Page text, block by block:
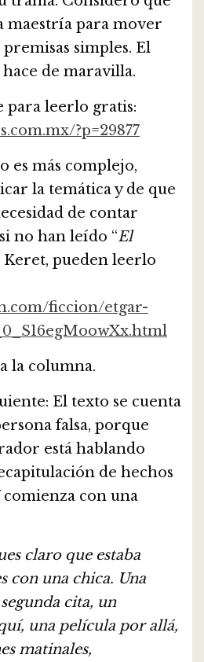
maestría para mover
simples. El
de maravilla.
para leerlo gratis:
?p=29877
es más complejo,
la temática y de que
de contar
no han leído “El
Keret, pueden leerlo
ficcion/etgar-
la columna.
El texto se cuenta
falsa, porque
está hablando
de hechos
comienza con una
claro que estaba
con una chica. Una
cita, un
una película por allá,
matinales,